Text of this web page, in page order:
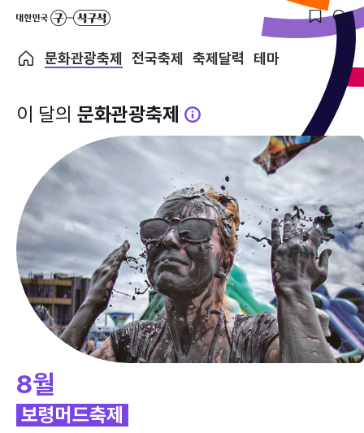
문화관광축제 전국축제 축제달력 테마
이 달의 문화관광축제
8월
보령머드축제